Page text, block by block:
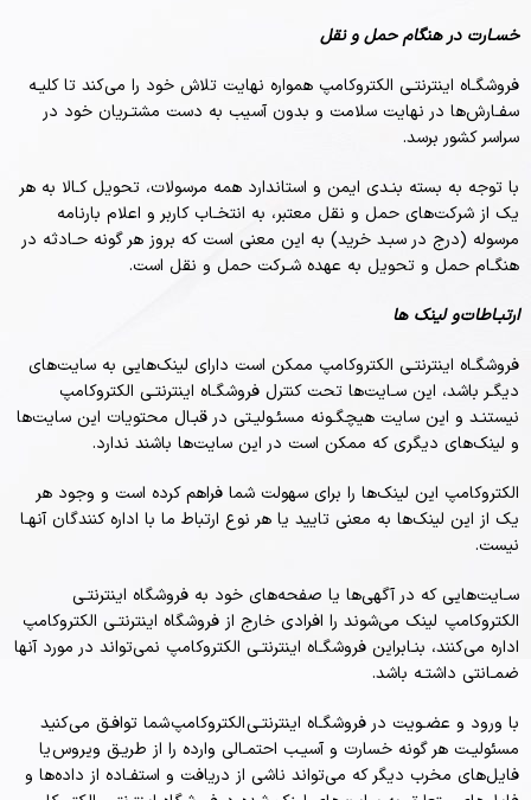
خسـارت در هنگام حمل و نقل
فروشگـاه اینترنتـی الکتروکامپ همواره نهایت تلاش خود را می‏‌کند تا کلیـه
سفـارش‏‌ها در نهایت سلامت و بدون آسیب به دست مشتـریان خود در
سراسر کشور برسد.
با توجه به بسته بنـدی ایمن و استاندارد همه مرسولات، تحویل کـالا به هر
یک از شرکت‌‏های حمل و نقل معتبر، به انتخـاب کاربر و اعلام بارنامه
مرسوله (درج در سبـد خرید) به این معنی است که بروز هر گونه حـادثه در
هنگـام حمل و تحویل به عهده شـرکت حمل و نقل است.
ارتبـاطات و لینک ها
فروشگـاه اینترنتـی الکتروکامپ ممکن است دارای لینک‏‌هایی به سایت‌های
دیگـر باشد، این سـایت‏‌ها تحت کنترل فروشگـاه اینترنتـی الکتروکامپ
نیستنـد و این سایت هیچگـونه مسئـولیـتی در قبـال محتویات این سایت‏‌ها
و لینک‏‌های دیگری که ممکن است در این سایت‏‌ها باشند ندارد.
الکتروکامپ این لینک‏‌ها را برای سهولت شما فراهم کرده است و وجود هر
یک از این لینک‏‌ها به معنی تایید یا هر نوع ارتباط ما با اداره کنندگان آنهـا
نیست.
سـایت‏‌هایی که در آگهی‏‌ها یا صفحه‏‌های خود به فروشگاه اینترنتـی
الکتروکامپ لینک می‏‌شوند را افرادی خارج از فروشگاه اینترنتـی الکتروکامپ
اداره می‌کنند، بنـابراین فروشگـاه اینترنتـی الکتروکامپ نمی‌‏تواند در مورد آنها
ضمـانتی داشتـه باشد.
با ورود و عضـویت در فروشگـاه اینترنتـی الکتروکامپ شما توافـق می‏‌کنید
مسئولیـت هر گونه خسارت و آسیـب احتمـالی وارده را از طریـق ویروس یا
فایل‏‌های مخرب دیگر که می‌تواند ناشی از دریافت و استفـاده از داده‌‏ها و